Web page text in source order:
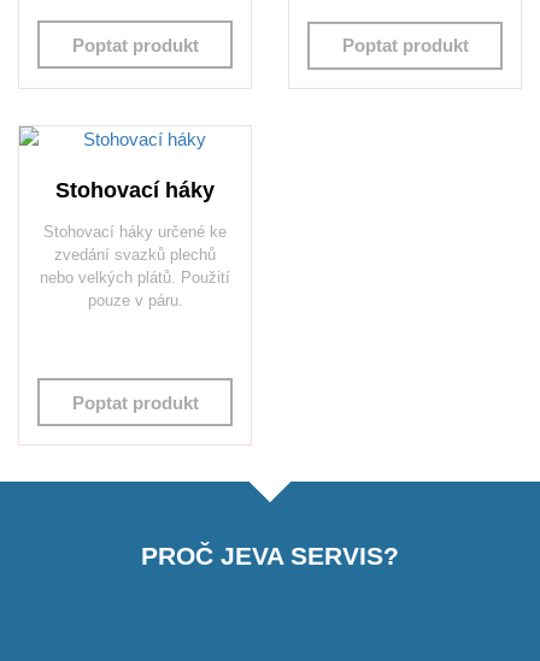
Poptat produkt Poptat produkt
Stohovací háky
Stohovací háky určené ke
zvedání svazků plechů
nebo velkých plátů. Použití
pouze v páru.
Poptat produkt
PROČ JEVA SERVIS?